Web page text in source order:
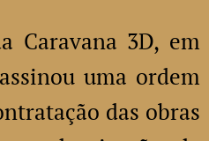
Caravana 3D, em
uma ordem
das obras